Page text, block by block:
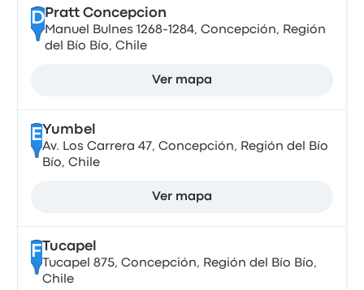
DPratt Concepcion
Manuel Bulnes 1268-1284, Concepción, Región
del Bío Bío, Chile
Ver mapa
EYumbel
Av. Los Carrera 47, Concepción, Región del Bío
Bío, Chile
Ver mapa
F Tucapel
Tucapel 875, Concepción, Región del Bío Bío,
Chile